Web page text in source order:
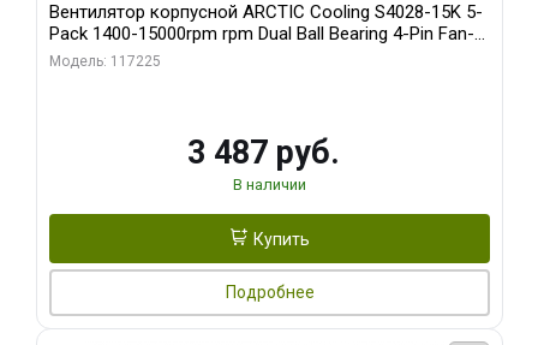
Вентилятор корпусной ARCTIC Cooling S4028-15K 5-
Pack 1400-15000rpm rpm Dual Ball Bearing 4-Pin Fan-
Connector (ACFAN00274A)
Модель: 117225
3 487 руб.
В наличии
Купить
Подробнее